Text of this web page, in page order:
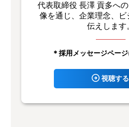
代表取締役 長澤 貢多へ
像を通じ、企業理念、ビ
伝えします
＊採用メッセージペー
視聴する